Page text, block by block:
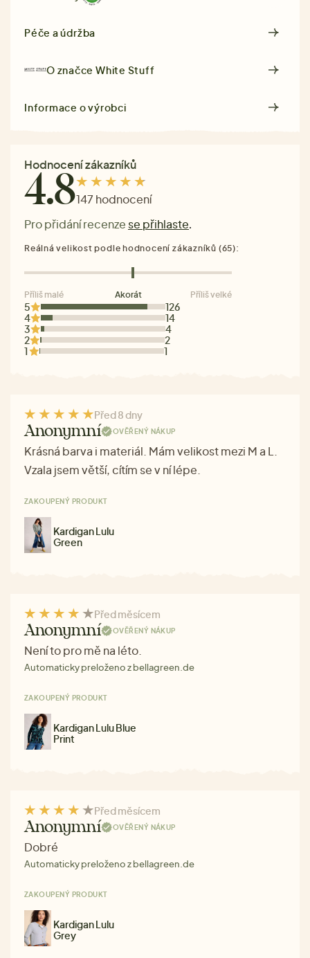
Péče a údržba
O značceWhite Stuff
Informace o výrobci
Hodnocení zákazníků
4.8147 hodnocení
Pro přidání recenze se přihlaste.
5
126
4
14
3
4
2
2
1
1
Reálná velikost podle hodnocení zákazníků (65):
Příliš malé Akorát Příliš velké
Před 8 dny
Anonymní OVĚŘENÝ NÁKUP
Krásná barva i materiál. Mám velikost mezi M a L.
Vzala jsem větší, cítím se v ní lépe.
ZAKOUPENÝ PRODUKT
Kardigan Lulu
Green
Před měsícem
Anonymní OVĚŘENÝ NÁKUP
Není to pro mě na léto.
Automaticky preloženo z bellagreen.de
ZAKOUPENÝ PRODUKT
Kardigan Lulu Blue
Print
Před měsícem
Anonymní OVĚŘENÝ NÁKUP
Dobré
Automaticky preloženo z bellagreen.de
ZAKOUPENÝ PRODUKT
Kardigan Lulu
Grey